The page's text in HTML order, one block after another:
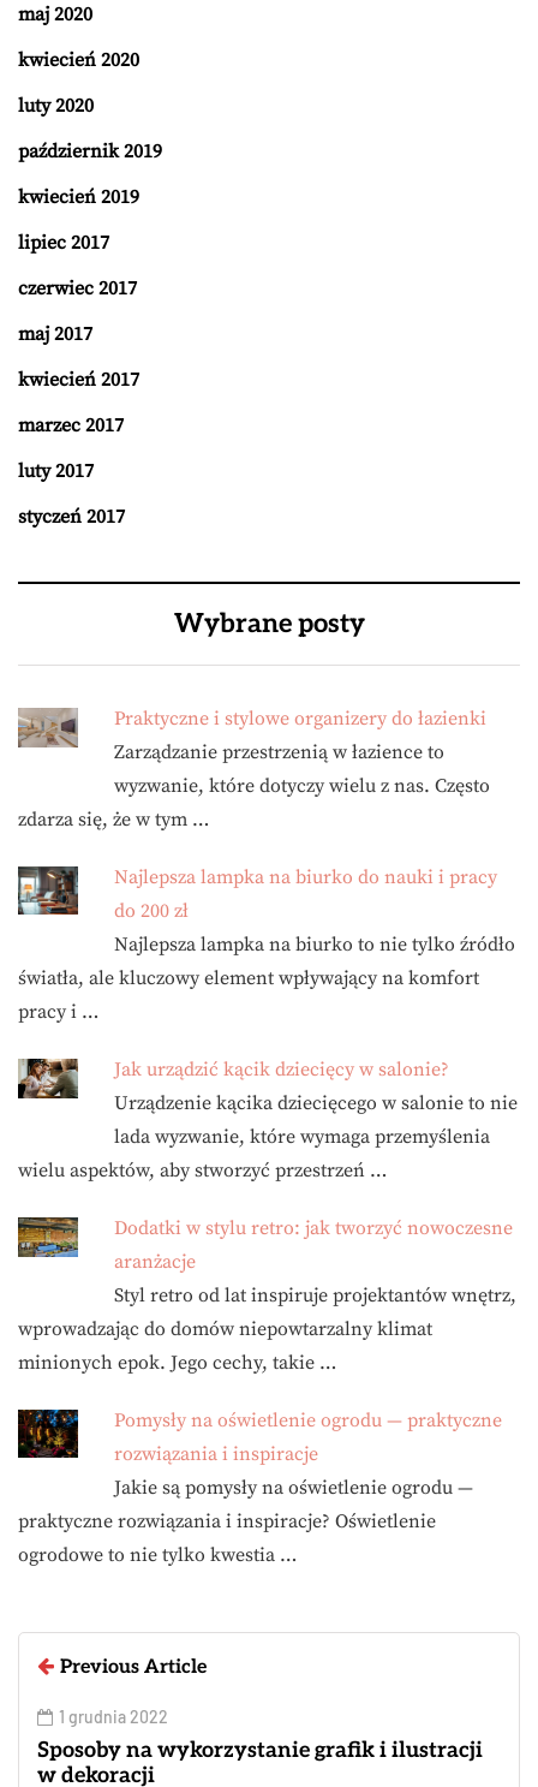
maj 2020
kwiecień 2020
luty 2020
październik 2019
kwiecień 2019
lipiec 2017
czerwiec 2017
maj 2017
kwiecień 2017
marzec 2017
luty 2017
styczeń 2017
Wybrane posty
Praktyczne i stylowe organizery do łazienki
Zarządzanie przestrzenią w łazience to
wyzwanie, które dotyczy wielu z nas. Często
zdarza się, że w tym …
Najlepsza lampka na biurko do nauki i pracy
do 200 zł
Najlepsza lampka na biurko to nie tylko źródło
światła, ale kluczowy element wpływający na komfort
pracy i …
Jak urządzić kącik dziecięcy w salonie?
Urządzenie kącika dziecięcego w salonie to nie
lada wyzwanie, które wymaga przemyślenia
wielu aspektów, aby stworzyć przestrzeń …
Dodatki w stylu retro: jak tworzyć nowoczesne
aranżacje
Styl retro od lat inspiruje projektantów wnętrz,
wprowadzając do domów niepowtarzalny klimat
minionych epok. Jego cechy, takie …
Pomysły na oświetlenie ogrodu — praktyczne
rozwiązania i inspiracje
Jakie są pomysły na oświetlenie ogrodu —
praktyczne rozwiązania i inspiracje? Oświetlenie
ogrodowe to nie tylko kwestia …
Previous Article
1 grudnia 2022
Sposoby na wykorzystanie grafik i ilustracji
w dekoracji